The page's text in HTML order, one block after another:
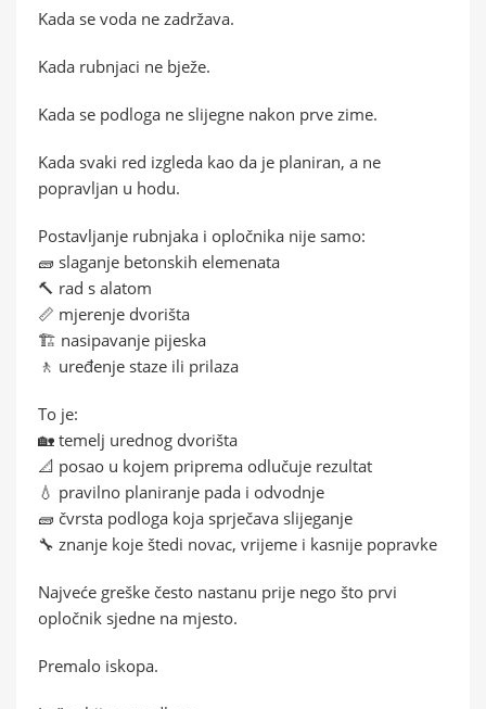
Kada se voda ne zadržava.
Kada rubnjaci ne bježe.
Kada se podloga ne slijegne nakon prve zime.
Kada svaki red izgleda kao da je planiran, a ne
popravljan u hodu.
Postavljanje rubnjaka i opločnika nije samo:
🧱 slaganje betonskih elemenata
🔨 rad s alatom
📏 mjerenje dvorišta
🏗️ nasipavanje pijeska
🚶 uređenje staze ili prilaza
To je:
🏡 temelj urednog dvorišta
📐 posao u kojem priprema odlučuje rezultat
💧 pravilno planiranje pada i odvodnje
🧱 čvrsta podloga koja sprječava slijeganje
🔧 znanje koje štedi novac, vrijeme i kasnije popravke
Najveće greške često nastanu prije nego što prvi
opločnik sjedne na mjesto.
Premalo iskopa.